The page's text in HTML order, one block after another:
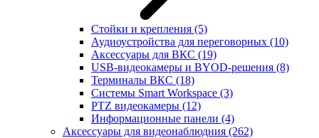
Стойки и крепления (5)
Аудиоустройства для переговорных (10)
Аксессуары для ВКС (19)
USB-видеокамеры и BYOD-решения (8)
Терминалы ВКС (18)
Системы Smart Workspace (3)
PTZ видеокамеры (12)
Информационные панели (4)
Аксессуары для видеонаблюдния (262)